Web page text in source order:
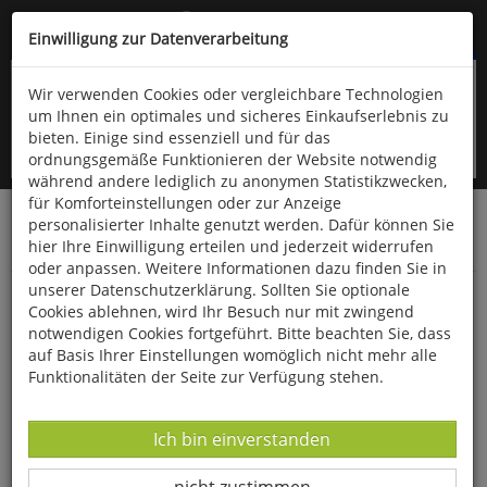
Kompletten Head der Seite überspringen
oder (06766) 9323-960
Startseite Haushalt & Garten
Vogelfutter & Zubehör
Vogelfutter
Gartenvogelfutter
Einwilligung zur Datenverarbeitung
Wir verwenden Cookies oder vergleichbare Technologien
um Ihnen ein optimales und sicheres Einkaufserlebnis zu
bieten. Einige sind essenziell und für das
ordnungsgemäße Funktionieren der Website notwendig
während andere lediglich zu anonymen Statistikzwecken,
für Komforteinstellungen oder zur Anzeige
personalisierter Inhalte genutzt werden. Dafür können Sie
hier Ihre Einwilligung erteilen und jederzeit widerrufen
oder anpassen. Weitere Informationen dazu finden Sie in
unserer Datenschutzerklärung. Sollten Sie optionale
Cookies ablehnen, wird Ihr Besuch nur mit zwingend
notwendigen Cookies fortgeführt. Bitte beachten Sie, dass
auf Basis Ihrer Einstellungen womöglich nicht mehr alle
Funktionalitäten der Seite zur Verfügung stehen.
Datenverarbeitung -
Ich bin einverstanden